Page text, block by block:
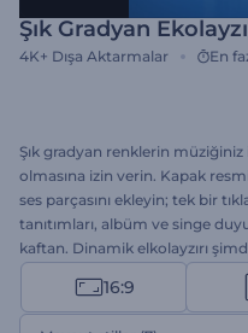
Şık Gradyan
4K+ Dışa Aktarmalar En
Şık gradyan renklerin
olmasına izin verin. Kapak
ses parçasını ekleyin; tek bir
tanıtımları, albüm ve singe
kaftan. Dinamik elkolayzırı
16:9